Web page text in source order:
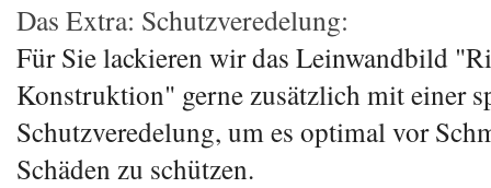
Das Extra: Schutzveredelung:
Für Sie lackieren wir das Leinwandbild
Konstruktion" gerne zusätzlich mit einer
Schutzveredelung, um es optimal vor
Schäden zu schützen.